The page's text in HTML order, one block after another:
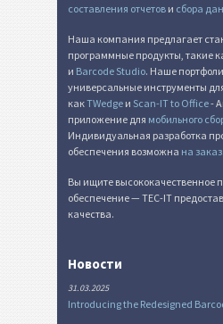
составления отчетов и сбора
Наша компания предлагает
программные продукты, такие
и Barcode Studio. Наше
универсальные инструменты
какTWedge и Scan-IT to Office-
приложение для мобильного
Индивидуальная разработка
обеспечения возможна на заказ
Вы ищите высококачественное
обеспечение — TEC-IT
качества.
Новости
31.03.2025
Introducing the Redesigned